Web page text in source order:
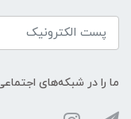
ما را در شبکه‌های